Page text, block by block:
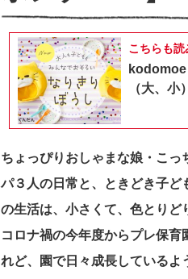
こちらも読
kodomoe
（大、小
ちょっぴりおしゃまな娘・こ
パ３人の日常と、ときどき子ど
の生活は、小さくて、色とりど
コロナ禍の今年度からプレ保
れど、園で日々成長しているよ